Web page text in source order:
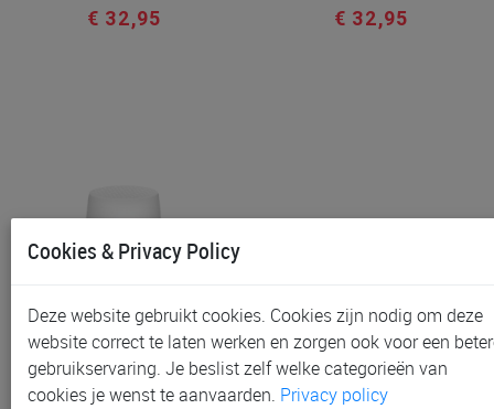
€ 32,95 € 32,95
Mino+ Chrome Wit
€ 32,95
Cookies & Privacy Policy
Deze website gebruikt cookies. Cookies zijn nodig om deze
website correct te laten werken en zorgen ook voor een
gebruikservaring. Je beslist zelf welke categorieën van
cookies je wenst te aanvaarden. Privacy policy